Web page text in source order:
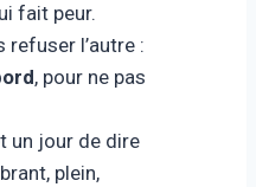
fait peur.
refuser l’autre :
, pour ne pas
un jour de dire
plein,